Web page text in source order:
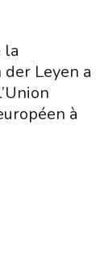
la
Leyen a
à